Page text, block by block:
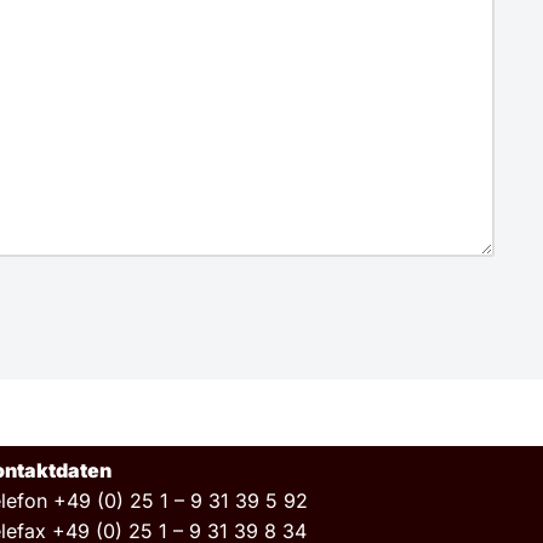
+49 (0) 25 1 – 9 31 39 5 92
+49 (0) 25 1 – 9 31 39 8 34